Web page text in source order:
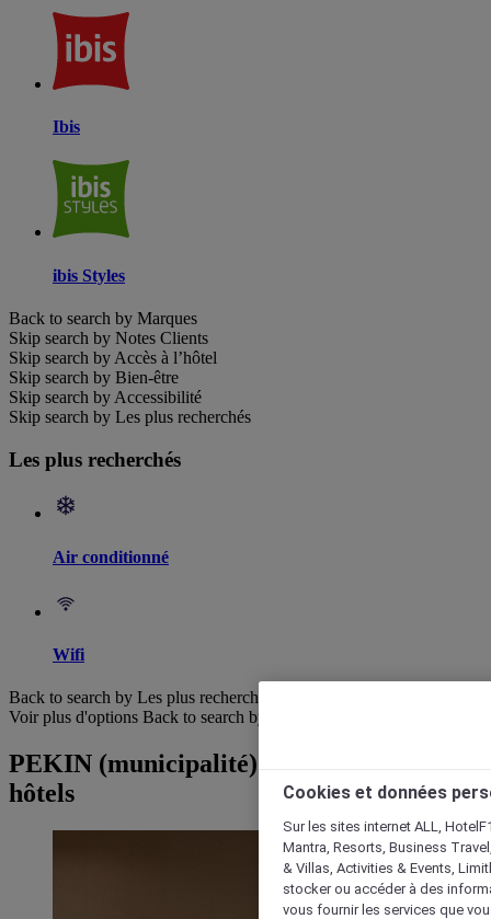
Ibis
ibis Styles
Back to search by Marques
Skip search by Notes Clients
Skip search by Accès à l’hôtel
Skip search by Bien-être
Skip search by Accessibilité
Skip search by Les plus recherchés
Les plus recherchés
Air conditionné
Wifi
Back to search by Les plus recherchés
Voir plus d'options Back to search by categories
PEKIN (municipalité) : Parcourir les
hôtels
Cookies et données
Sur les sites internet ALL,
Mantra, Resorts, Business
& Villas, Activities & Events,
stocker ou accéder à des
vous fournir les services que